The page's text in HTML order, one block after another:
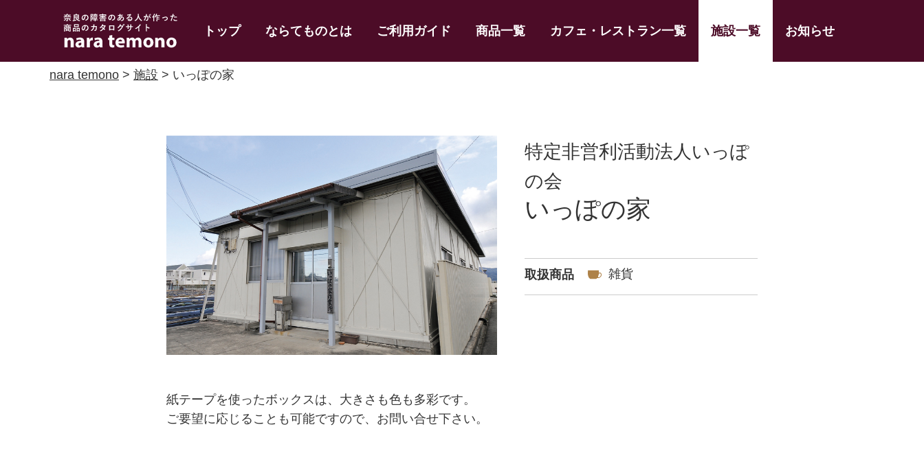
奈良で障害のある人
の手作り商品 nara
temono
トップ ならてものとは ご利用ガイド 商品一覧 カフェ・レストラン一覧 施設一覧 お知らせ
nara temono > 施設 > いっぽの家
特定非営利活動法人いっぽ
の会
いっぽの家
取扱商品 雑貨
紙テープを使ったボックスは、大きさも色も多彩です。
ご要望に応じることも可能ですので、お問い合せ下さい。